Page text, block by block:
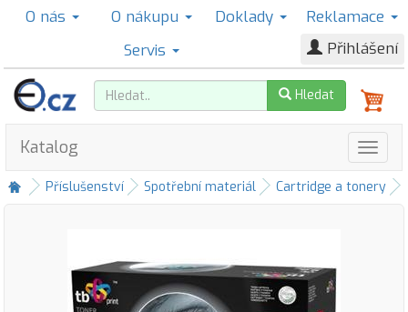
O nás O nákupu Doklady
Reklamace
Servis
Přihlášení
Hledat
Katalog
Příslušenství Spotřební materiál Cartridge a tonery